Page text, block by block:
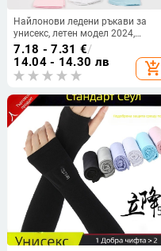
Найлонови ледени ръкави за
унисекс, летен модел 2024,
слънцезащита, тегло 20–24 г,
основен плат 70–80%
7.18 - 7.31 €/
14.04 - 14.30 лв
add_shopping_cart